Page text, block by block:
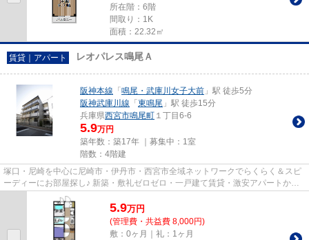
所在階：6階
間取り：1K
面積：22.32㎡
賃貸｜アパート レオパレス鳴尾Ａ
阪神本線 「 鳴尾・武庫川女子大前 」駅 徒歩5分
阪神武庫川線 「 東鳴尾 」駅 徒歩15分
兵庫県西宮市鳴尾町 １丁目6-6
5.9万円
築年数：築17年 ｜募集中： 1室
階数：4階建
塚口・尼崎を中心に尼崎市・伊丹市・西宮市全域ネットワークでらくらく＆スピ
ーディーにお部屋探し♪ 新築・敷礼ゼロゼロ・一戸建て賃貸・激安アパートから
分譲賃貸マンション、保証人...
5.9万円
(管理費・共益費 8,000円)
敷：0ヶ月｜礼：1ヶ月